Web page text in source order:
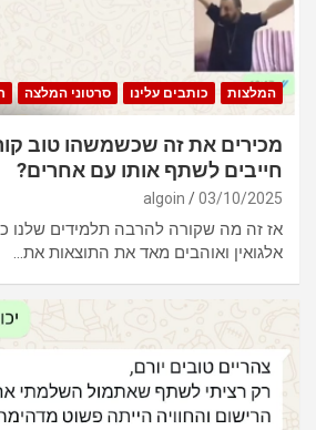
המלצות כותבים עלינו סרטוני המלצה
מכירים את זה שכשמשהו טוב
חייבים לשתף אותו עם אחרים?
03/10/2025
algoin
אז זה מה שקורה להרבה תלמידים שלנו
אלגואין ואוהבים מאד את התוצאות את…